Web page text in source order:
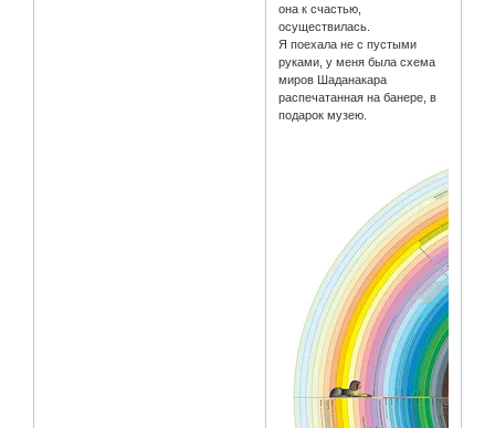
она к счастью,
осуществилась.
Я поехала не с пустыми
руками, у меня была схема
миров Шаданакара
распечатанная на банере, в
подарок музею.